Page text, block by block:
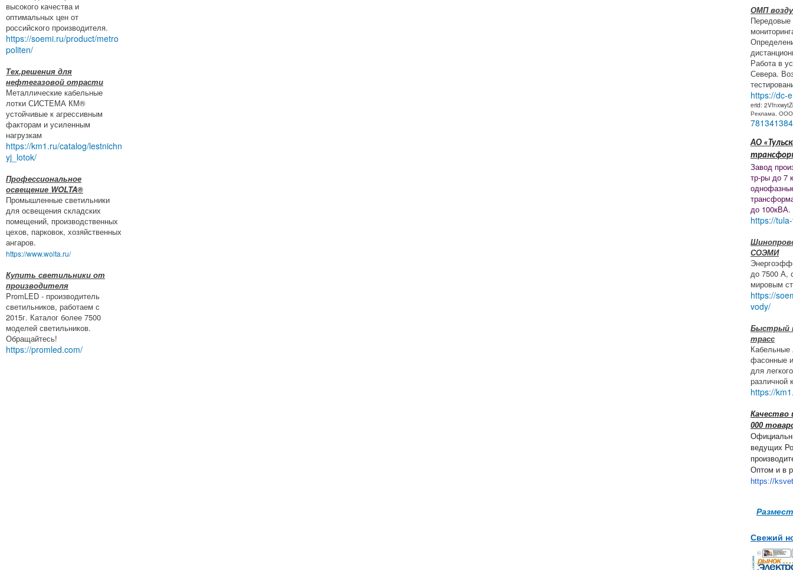
высокого качества и
оптимальных цен от
российского производителя.
https://soemi.ru/product/metro
politen/
Тех.решения для
нефтегазовой отрасти
Металлические кабельные
лотки СИСТЕМА КМ®
устойчивые к агрессивным
факторам и усиленным
нагрузкам
https://km1.ru/catalog/lestnichn
yj_lotok/
Профессиональное
освещение WOLTA®
Промышленные светильники
для освещения складских
помещений, производственных
цехов, парковок, хозяйственных
ангаров.
https://www.wolta.ru/
Купить светильники от
производителя
PromLED - производитель
светильников, работаем с
2015г. Каталог более 7500
моделей светильников.
Обращайтесь!
https://promled.com/
ОМП
Работа в
Севера.
https://dc-
erid:
Реклама.
АО
Завод
тр-ры до 7
до 100кВА.
https://
СОЭМИ
до 7500 А,
мировым
https://
vody/
Быстрый
трасс
Кабельные
фасонные
для
различной
https://
Качество
000
ведущих
Оптом и в
https://
Свежий